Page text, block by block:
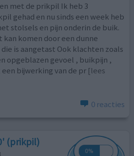
met de prikpil Ik heb 3
gehad en nu sinds een week heb
stolsels en pijn onderin de buik.
kan komen door een dunne
is aangetast Ook klachten zoals
opgeblazen gevoel , buikpijn ,
bijwerking van de pr [lees
0 reacties
(prikpil)